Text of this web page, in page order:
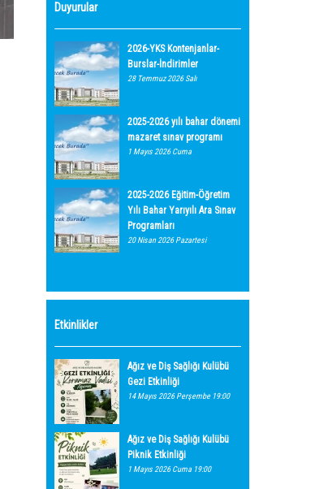
Duyurular
2026-YKS Kontenjanlar-
Burslar-İndirimler
28 Temmuz 2026 Salı
2025-2026 yılı bahar dönemi
mazaret sınav programı
1 Mayıs 2026 Cuma
2025-2026 Eğitim-Öğretim
Yılı Bahar Yarıyılı Ara Sınav
Programları
20 Nisan 2026 Pazartesi
Etkinlikler
Ağız ve Diş Sağlığı Kulübü
Gezi Etkinliği
14 Mayıs 2026 Perşembe 19:00
Ağız ve Diş Sağlığı Kulübü
Piknik Etkinliği
1 Mayıs 2026 Cuma 19:00